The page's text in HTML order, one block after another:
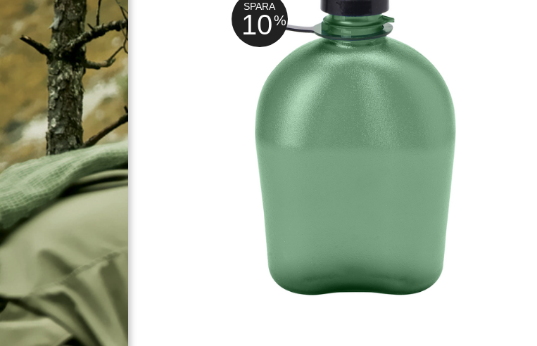
SPARA
10%